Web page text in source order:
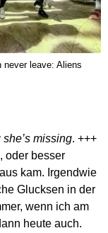
leave: Aliens
missing. +++
oder besser
kam. Irgendwie
Glucksen in der
wenn ich am
heute auch.